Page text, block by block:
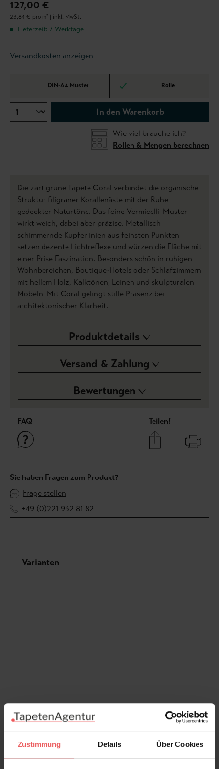
Zustimmung Details Über Cookies
127,00 €
23,84 € pro m² | inkl. MwSt.
Lieferzeit: 7 Werktage
Versandkosten anzeigen
DIN-A4 Muster Rolle
In den Warenkorb
Wie viel brauche ich?
Rollen & Mengen berechnen
Die zart grüne Tapete Coral verbindet die organische
Struktur filigraner Korallenäste mit der Ruhe
gedeckter Naturtöne. Das feine Vermicelli-Muster
wirkt weich, dabei aber präzise. Metallisch
schimmernde Kupferlinien aus feinsten Punkten
setzen dezente Lichtreflexe und würzen die Fläche mit
einer Prise Faszination. Besonders schön in ruhigen
Wohnbereichen, Boutique-Hotels oder Schlafzimmern
mit hellem Holz, Kalktönen, Leinen und skulpturalen
Möbeln. Mit Coral gelingt stille Präsenz bei
architektonischer Klarheit.
Produktdetails
Versand & Zahlung
Bewertungen
FAQ Teilen!
Sie haben Fragen zum Produkt?
Frage stellen
+49 (0)221 932 81 82
Produktgalerie überspringen
Varianten